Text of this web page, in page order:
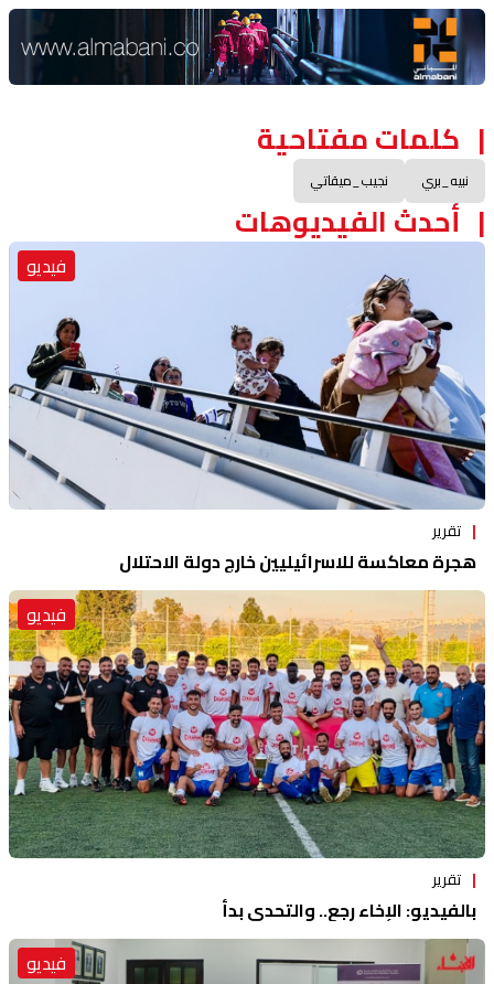
Advertisement Section
كلمات مفتاحية
نبيه_بري نجيب_ميقاتي
أحدث الفيديوهات
فيديو
تقرير
هجرة معاكسة للاسرائيليين خارج دولة الاحتلال
فيديو
تقرير
بالفيديو: الإخاء رجع.. والتحدي بدأ
فيديو